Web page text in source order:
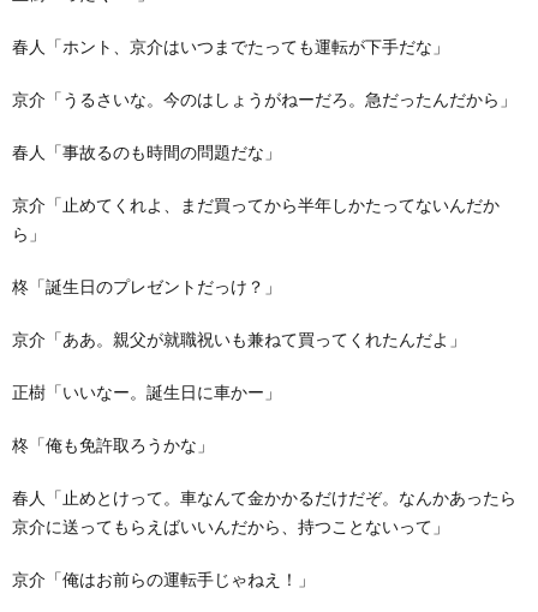
春人「ホント、京介はいつまでたっても運転が下手だな」
京介「うるさいな。今のはしょうがねーだろ。急だったんだから」
春人「事故るのも時間の問題だな」
京介「止めてくれよ、まだ買ってから半年しかたってないんだか
ら」
柊「誕生日のプレゼントだっけ？」
京介「ああ。親父が就職祝いも兼ねて買ってくれたんだよ」
正樹「いいなー。誕生日に車かー」
柊「俺も免許取ろうかな」
春人「止めとけって。車なんて金かかるだけだぞ。なんかあったら
京介に送ってもらえばいいんだから、持つことないって」
京介「俺はお前らの運転手じゃねえ！」